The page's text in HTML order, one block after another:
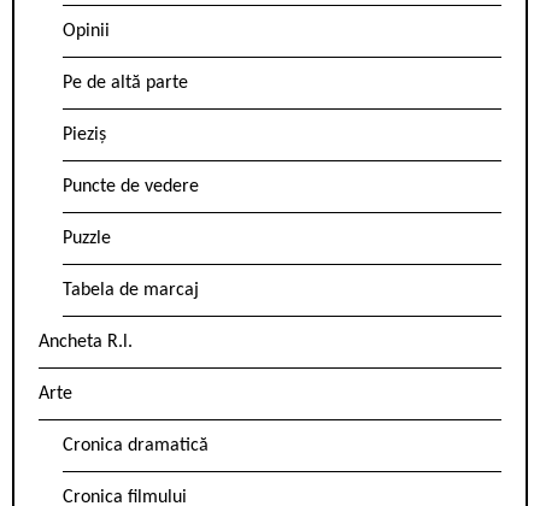
Opinii
Pe de altă parte
Pieziș
Puncte de vedere
Puzzle
Tabela de marcaj
Ancheta R.l.
Arte
Cronica dramatică
Cronica filmului